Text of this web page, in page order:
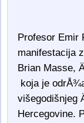
Profesor Emir
manifestacija
Brian Masse,
koja je
višegodišnjeg
Hercegovine.